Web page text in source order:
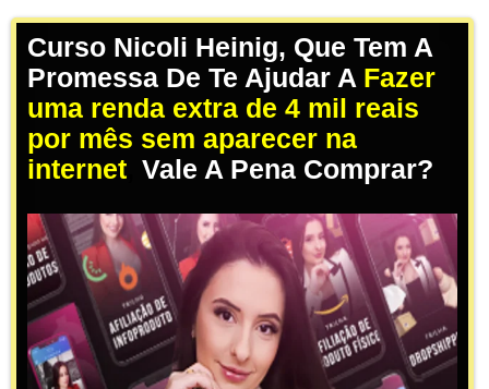
Curso Nicoli Heinig, Que Tem A
Promessa De Te Ajudar A Fazer
uma renda extra de 4 mil reais
por mês sem aparecer na
internet Vale A Pena Comprar?